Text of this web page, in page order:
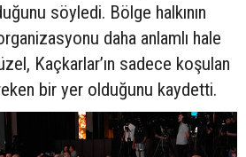
söyledi. Bölge halkının
daha anlamlı hale
Kaçkarlar’ın sadece koşulan
bir yer olduğunu kaydetti.